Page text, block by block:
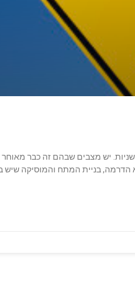
התנצלותי על פוסט "כבד" ועל סרטון שאינו קל לצפייה. 62 שניות. יש
בניית המתח והמוסיקה שיש